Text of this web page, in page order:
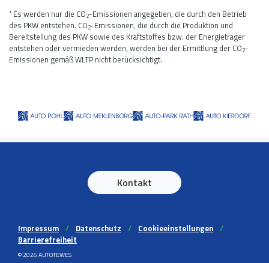
¹ Es werden nur die CO2-Emissionen angegeben, die durch den Betrieb
des PKW entstehen. CO2-Emissionen, die durch die Produktion und
Bereitstellung des PKW sowie des Kraftstoffes bzw. der Energieträger
entstehen oder vermieden werden, werden bei der Ermittlung der CO2-
Emissionen gemäß WLTP nicht berücksichtigt.
Kontakt
Impressum // Datenschutz // Cookieeinstellungen //
Barrierefreiheit
© 2026 AUTOTEWES